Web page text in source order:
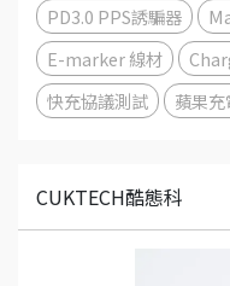
PD3.0 PPS誘騙器
E-marker 線材
快充協議測試
蘋果
CUKTECH酷態科